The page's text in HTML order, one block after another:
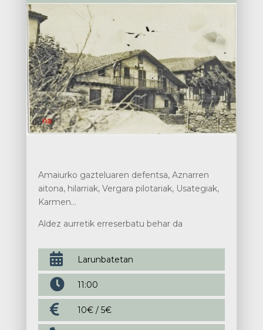
Amaiurko gazteluaren defentsa, Aznarren
aitona, hilarriak, Vergara pilotariak, Usategiak,
Karmen…
Aldez aurretik erreserbatu behar da
 Larunbatetan
 11:00
 10€ / 5€